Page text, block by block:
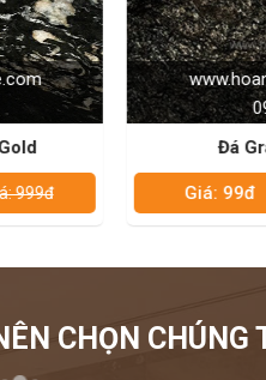
0972 101 656
Đá Granite -
CHỌN CHÚNG